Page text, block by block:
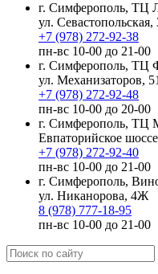
г. Симферополь, ТЦ
ул. Севастопольская,
+7 (978) 272-92-38
пн-вс 10-00 до 21-00
г. Симферополь,
ул. Механизаторов, 51
+7 (978) 272-92-48
пн-вс 10-00 до 20-00
г. Симферополь,
Евпаторийское
+7 (978) 272-92-40
пн-вс 10-00 до 21-00
г. Симферополь,
ул. Никанорова, 4Ж
8 (978) 777-18-95
пн-вс 10-00 до 21-00